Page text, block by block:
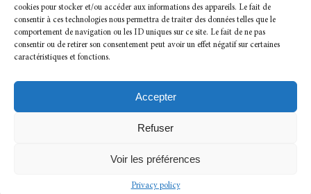
cookies pour stocker et/ou accéder aux informations des appareils. Le fait de
consentir à ces technologies nous permettra de traiter des données telles que le
comportement de navigation ou les ID uniques sur ce site. Le fait de ne pas
consentir ou de retirer son consentement peut avoir un effet négatif sur certaines
caractéristiques et fonctions.
Accepter
Refuser
Voir les préférences
Privacy policy
NOTRE CAVEAU EST OUVERT
SUR RENDEZ-VOUS.